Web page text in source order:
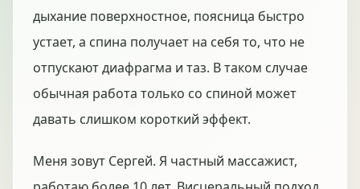
дыхание поверхностное, поясница быстро
устает, а спина получает на себя то, что не
отпускают диафрагма и таз. В таком случае
обычная работа только со спиной может
давать слишком короткий эффект.
Меня зовут Сергей. Я частный массажист,